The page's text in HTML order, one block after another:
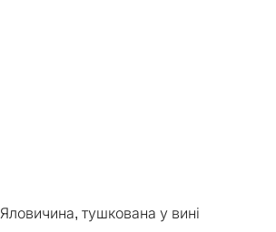
Яловичина, тушкована у вині